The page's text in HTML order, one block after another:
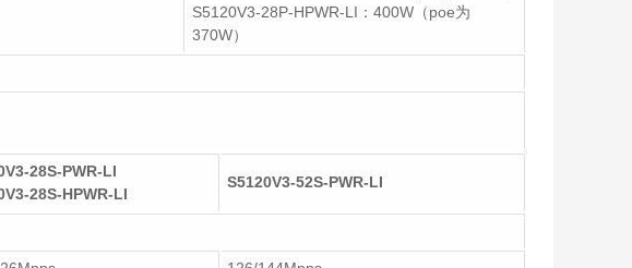
S5120V3-28P-HPWR-LI：400W（poe为
370W）
28S-PWR-LI
28S-HPWR-LI
S5120V3-52S-PWR-LI